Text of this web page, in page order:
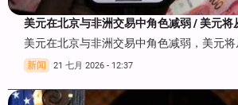
美元在北京与非洲交易中角色减弱 / 美元将
美元在北京与非洲交易中角色减弱，美元将
新闻 21 七月 2026 - 12:37